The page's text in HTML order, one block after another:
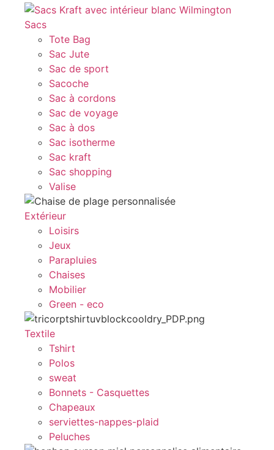
Sacs
Tote Bag
Sac Jute
Sac de sport
Sacoche
Sac à cordons
Sac de voyage
Sac à dos
Sac isotherme
Sac kraft
Sac shopping
Valise
Extérieur
Loisirs
Jeux
Parapluies
Chaises
Mobilier
Green - eco
Textile
Tshirt
Polos
sweat
Bonnets - Casquettes
Chapeaux
serviettes-nappes-plaid
Peluches